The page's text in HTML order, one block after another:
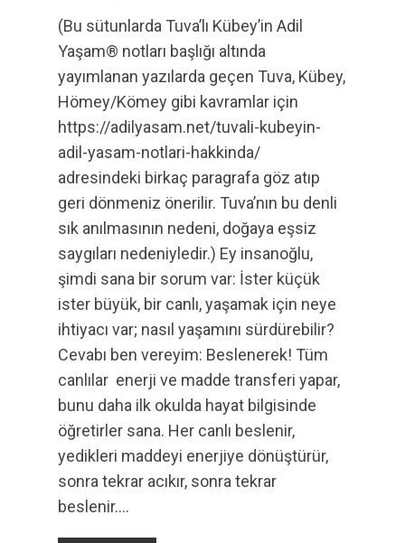
(Bu sütunlarda Tuva’lı Kübey’in Adil
Yaşam® notları başlığı altında
yayımlanan yazılarda geçen Tuva, Kübey,
Hömey/Kömey gibi kavramlar için
https://adilyasam.net/tuvali-kubeyin-
adil-yasam-notlari-hakkinda/
adresindeki birkaç paragrafa göz atıp
geri dönmeniz önerilir. Tuva’nın bu denli
sık anılmasının nedeni, doğaya eşsiz
saygıları nedeniyledir.) Ey insanoğlu,
şimdi sana bir sorum var: İster küçük
ister büyük, bir canlı, yaşamak için neye
ihtiyacı var; nasıl yaşamını sürdürebilir?
Cevabı ben vereyim: Beslenerek! Tüm
canlılar enerji ve madde transferi yapar,
bunu daha ilk okulda hayat bilgisinde
öğretirler sana. Her canlı beslenir,
yedikleri maddeyi enerjiye dönüştürür,
sonra tekrar acıkır, sonra tekrar
beslenir….